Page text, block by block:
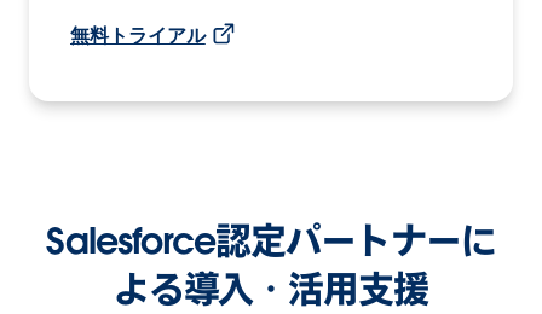
無料トライアル
Salesforce認定パートナーに
よる導入・活用支援